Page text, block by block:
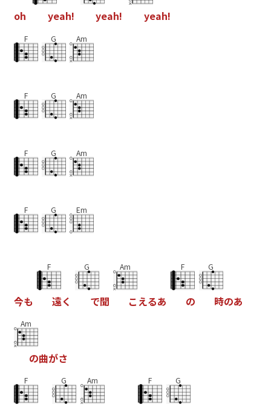
oh yeah! yeah! yeah!
F G Am
F G Am
F G Am
F G Em
今も
F
遠く
G
で聞
Am
こえるあ
F
の
G
時のあ
Am
の曲がさ
F G Am F G